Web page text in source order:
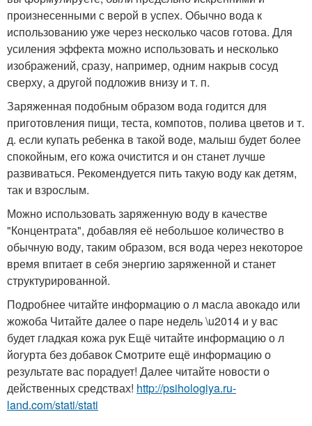
произнесенными с верой в успех. Обычно вода к
использованию уже через несколько часов готова. Для
усиления эффекта можно использовать и несколько
изображений, сразу, например, одним накрыв сосуд
сверху, а другой подложив внизу и т. п.
Заряженная подобным образом вода годится для
приготовления пищи, теста, компотов, полива цветов и т.
д. если купать ребенка в такой воде, малыш будет более
спокойным, его кожа очистится и он станет лучше
развиваться. Рекомендуется пить такую воду как детям,
так и взрослым.
Можно использовать заряженную воду в качестве
"Концентрата", добавляя её небольшое количество в
обычную воду, таким образом, вся вода через некоторое
время впитает в себя энергию заряженной и станет
структурированной.
Подробнее читайте информацию о л масла авокадо или
жожоба Читайте далее о паре недель \u2014 и у вас
будет гладкая кожа рук Ещё читайте информацию о л
йогурта без добавок Смотрите ещё информацию о
результате вас порадует! Далее читайте новости о
действенных средствах! http://psihologiya.ru-
land.com/stati/stati